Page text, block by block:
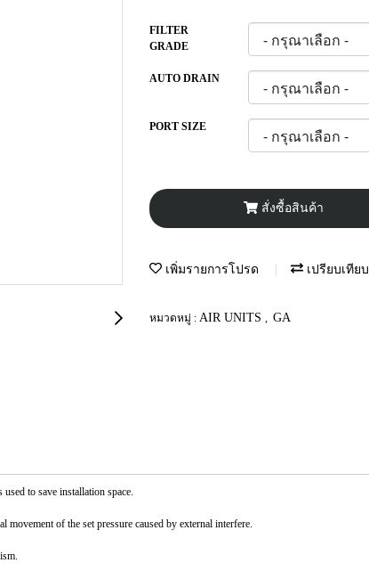
FILTER
GRADE
AUTO DRAIN
PORT SIZE
สั่งซื้อสินค้า
เพิ่มรายการโปรด เปรียบเทียบ
หมวดหมู่ : AIR UNITS , GA
to save installation space.
of the set pressure caused by external interfere.